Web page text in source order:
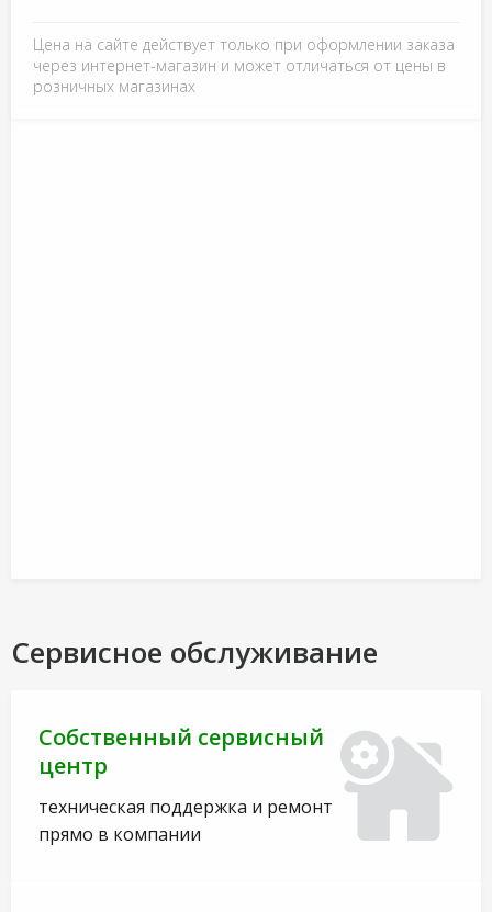
Цена на сайте действует только при оформлении заказа
через интернет-магазин и может отличаться от цены в
розничных магазинах
Сервисное обслуживание
Собственный сервисный
центр
техническая поддержка и ремонт
прямо в компании